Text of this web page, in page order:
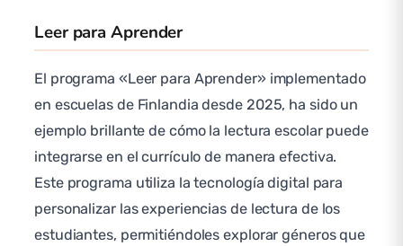
Leer para Aprender
El programa «Leer para Aprender» implementado
en escuelas de Finlandia desde 2025, ha sido un
ejemplo brillante de cómo la lectura escolar puede
integrarse en el currículo de manera efectiva.
Este programa utiliza la tecnología digital para
personalizar las experiencias de lectura de los
estudiantes, permitiéndoles explorar géneros que